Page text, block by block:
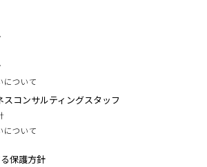
について
スコンサルティングスタッフ
について
保護方針